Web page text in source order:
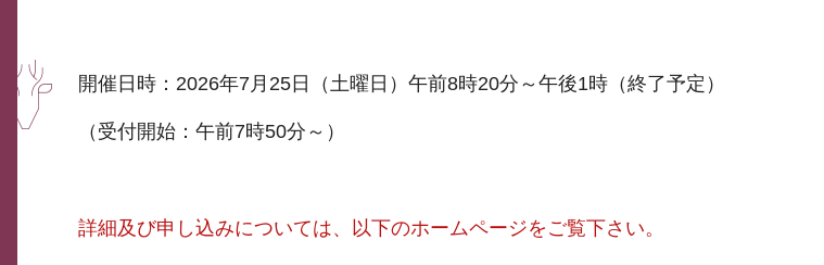
開催日時：2026年7月25日（土曜日）午前8時20分～午後1時（終了予定）
（受付開始：午前7時50分～）
詳細及び申し込みについては、以下のホームページをご覧下さい。